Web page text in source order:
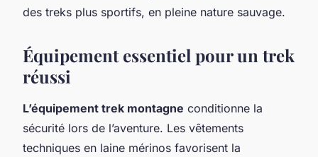
des treks plus sportifs, en pleine nature sauvage.
Équipement essentiel pour un trek
réussi
L’équipement trek montagne conditionne la
sécurité lors de l’aventure. Les vêtements
techniques en laine mérinos favorisent la